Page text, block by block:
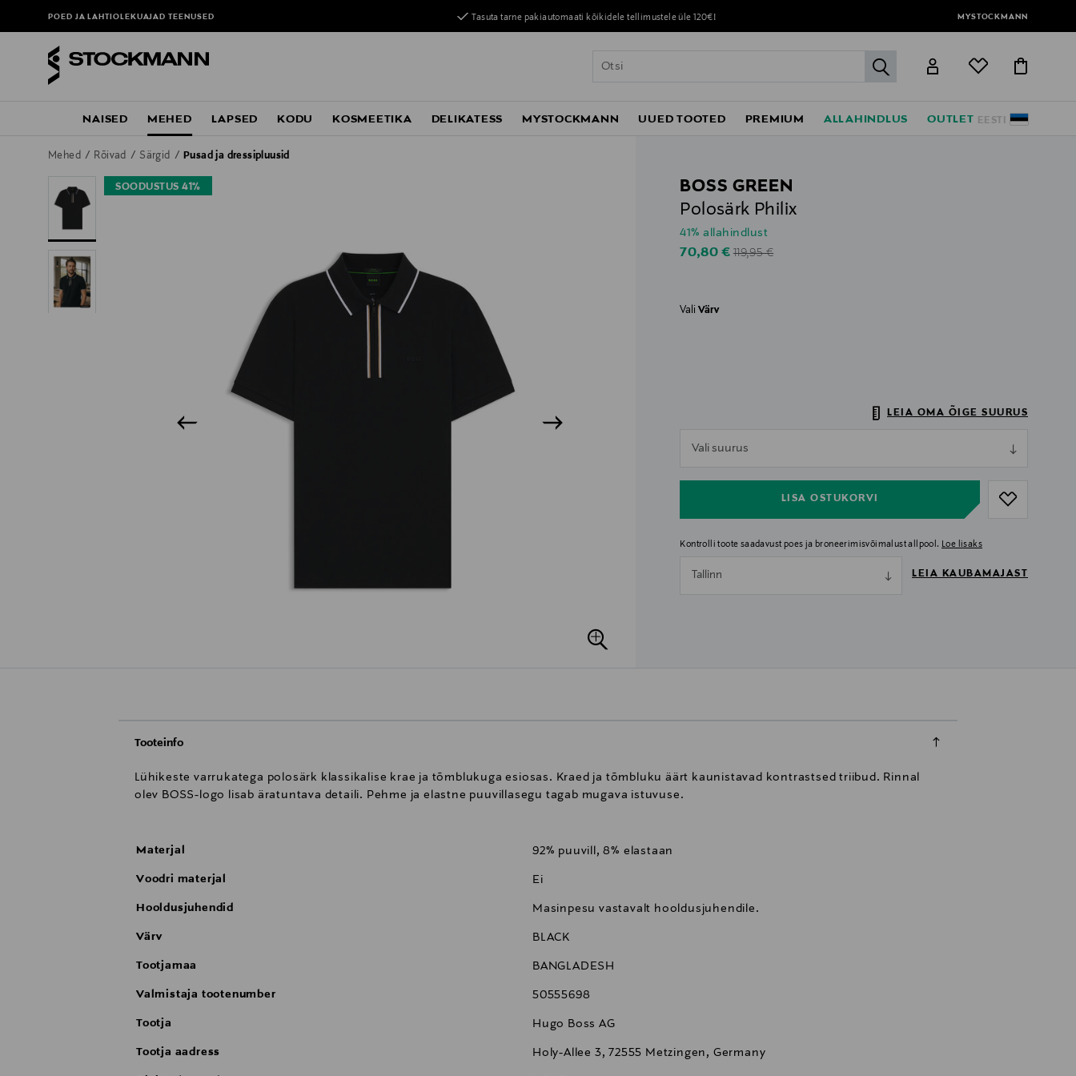
POED JA LAHTIOLEKUAJADTEENUSED Tasuta tarne pakiautomaati kõikidele tellimustele üle 120€! MYSTOCKMANN
label.header.go
EESTI
NAISED MEHED LAPSED KODU KOSMEETIKA DELIKATESS MYSTOCKMANN UUED TOOTED PREMIUM ALLAHINDLUS OUTLET
Mehed Rõivad Särgid Pusad ja dressipluusid
SOODUSTUS 41%
BOSS GREEN
Polosärk Philix
41% allahindlust
Discounted Price
70,80 € Original Price
119,95 €
ValiVärv
LEIA OMA ÕIGE SUURUS
Vali suurus
LISA OSTUKORVI
Kontrolli toote saadavust poes ja broneerimisvõimalust allpool. Loe lisaks
Tallinn LEIA KAUBAMAJAST
Tooteinfo
Lühikeste varrukatega polosärk klassikalise krae ja tõmblukuga esiosas. Kraed ja tõmbluku äärt kaunistavad kontrastsed triibud. Rinnal
olev BOSS-logo lisab äratuntava detaili. Pehme ja elastne puuvillasegu tagab mugava istuvuse.
Materjal 92% puuvill, 8% elastaan
Voodri materjal Ei
Hooldusjuhendid Masinpesu vastavalt hooldusjuhendile.
Värv BLACK
Tootjamaa BANGLADESH
Valmistaja tootenumber 50555698
Tootja Hugo Boss AG
Tootja aadress Holy-Allee 3, 72555 Metzingen, Germany